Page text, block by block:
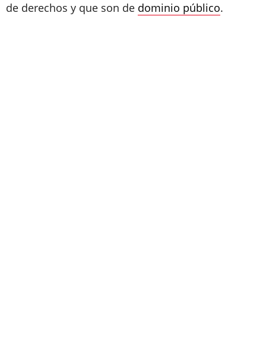
de derechos y que son de dominio público.